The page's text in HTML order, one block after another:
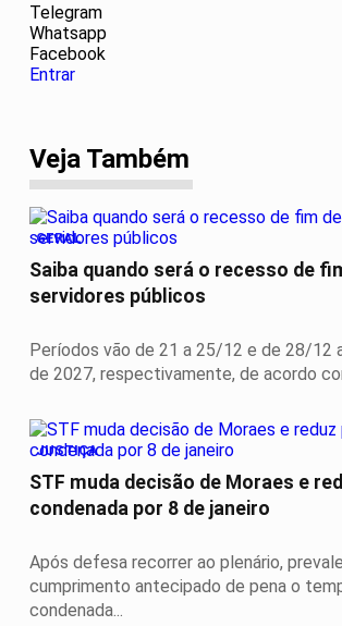
Telegram
Whatsapp
Facebook
Entrar
Veja Também
GERAL
Saiba quando será o recesso de
servidores públicos
Períodos vão de 21 a 25/12 e de 28/12
de 2027, respectivamente, de acordo
JUSTIÇA
STF muda decisão de Moraes e
condenada por 8 de janeiro
Após defesa recorrer ao plenário,
cumprimento antecipado de pena o
condenada...